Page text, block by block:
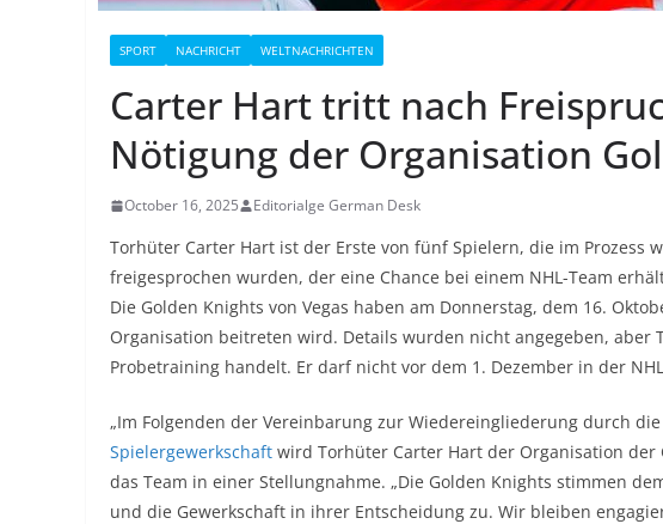
SPORT NACHRICHT WELTNACHRICHTEN
Carter Hart tritt nach
Nötigung der Organisation
October 16, 2025 Editorialge German Desk
Torhüter Carter Hart ist der Erste von fünf Spielern, die im Prozess
freigesprochen wurden, der eine Chance bei einem NHL-Team
Die Golden Knights von Vegas haben am Donnerstag, dem 16.
Organisation beitreten wird. Details wurden nicht angegeben, aber
Probetraining handelt. Er darf nicht vor dem 1. Dezember in der
„Im Folgenden der Vereinbarung zur Wiedereingliederung durch
Spielergewerkschaft wird Torhüter Carter Hart der Organisation der
das Team in einer Stellungnahme. „Die Golden Knights stimmen
und die Gewerkschaft in ihrer Entscheidung zu. Wir bleiben